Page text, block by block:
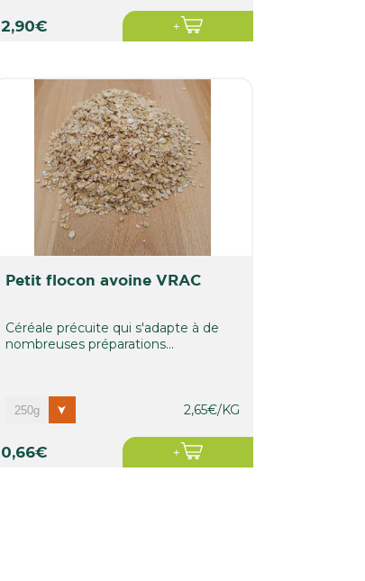
2,90€
petit flocon avoine VRAC
Céréale précuite qui s'adapte à de
nombreuses préparations...
2,65€/KG
0,66€